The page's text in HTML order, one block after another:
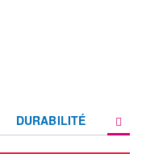
DURABILITÉ